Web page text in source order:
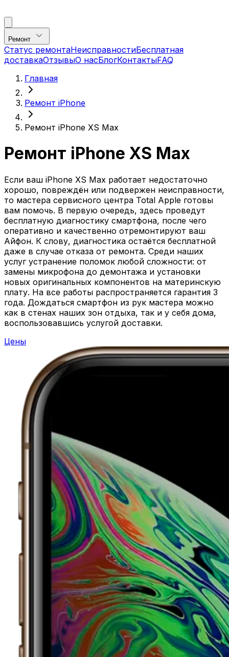
Ремонт
Статус ремонтаНеисправностиБесплатная
доставкаОтзывыО насБлогКонтактыFAQ
Главная
Ремонт iPhone
Ремонт iPhone XS Max
Ремонт iPhone XS Max
Если ваш iPhone XS Max работает недостаточно
хорошо, повреждён или подвержен неисправности,
то мастера сервисного центра Total Apple готовы
вам помочь. В первую очередь, здесь проведут
бесплатную диагностику смартфона, после чего
оперативно и качественно отремонтируют ваш
Айфон. К слову, диагностика остаётся бесплатной
даже в случае отказа от ремонта. Среди наших
услуг устранение поломок любой сложности: от
замены микрофона до демонтажа и установки
новых оригинальных компонентов на материнскую
плату. На все работы распространяется гарантия 3
года. Дождаться смартфон из рук мастера можно
как в стенах наших зон отдыха, так и у себя дома,
воспользовавшись услугой доставки.
Цены